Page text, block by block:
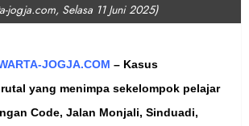
jogja.com, Selasa 11 Juni 2025)
JOGJA.COM – Kasus
yang menimpa sekelompok pelajar
Code, Jalan Monjali, Sinduadi,